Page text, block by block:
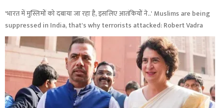
'भारत में मुस्लिमों को दबाया जा रहा है, इसलिए आतंकियों ने..' Muslims are being
suppressed in India, that's why terrorists attacked: Robert Vadra